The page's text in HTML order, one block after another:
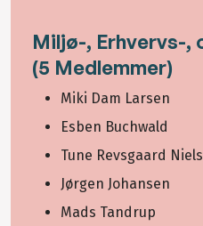
Miljø-, Erhvervs-,
(5 Medlemmer)
Miki Dam Larsen
Esben Buchwald
Tune Revsgaard
Jørgen Johansen
Mads Tandrup